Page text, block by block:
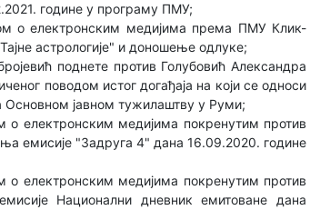
године у програму ПМУ;
о електронским медијима према ПМУ Клик-
астрологије" и доношење одлуке;
поднете против Голубовић Александра
поводом истог догађаја на који се односи
Основном јавном тужилаштву у Руми;
електронским медијима покренутим против
емисије "Задруга 4" дана 16.09.2020. године
електронским медијима покренутим против
Национални дневник емитоване дана